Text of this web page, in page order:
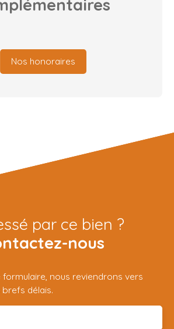
Nos honoraires
par ce bien ?
nous
formulaire, nous reviendrons vers
délais.